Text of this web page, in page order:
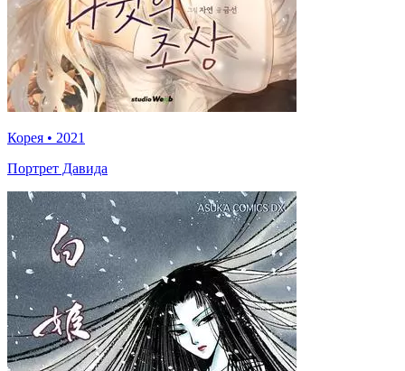
Корея • 2021
Портрет Давида